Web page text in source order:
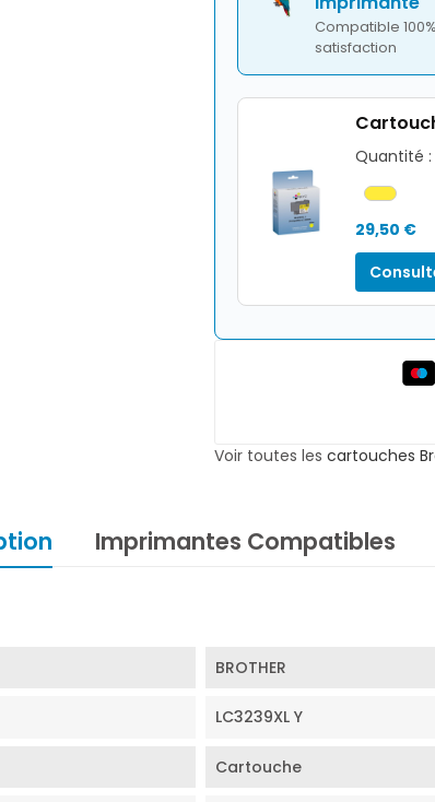
Compatible
satisfaction
Quantité
29,50 €
Voir toutes les cartouches
Imprimantes Compatibles
BROTHER
LC3239XL Y
Cartouche